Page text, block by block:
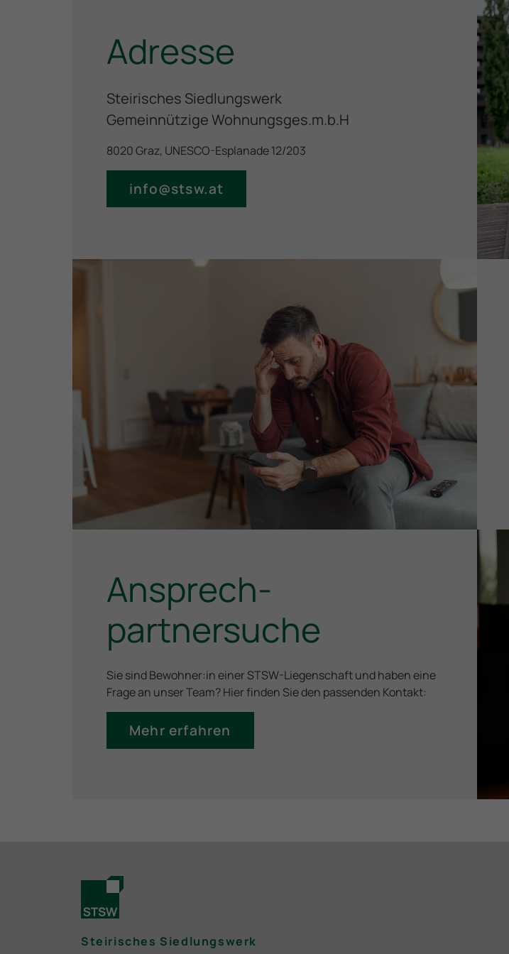
Adresse
Steirisches Siedlungswerk
Gemeinnützige Wohnungsges.m.b.H
8020 Graz, UNESCO-Esplanade 12/203
info@stsw.at
Ansprech­
partnersuche
Sie sind Bewohner:in einer STSW-Liegenschaft und haben eine
Frage an unser Team? Hier finden Sie den passenden Kontakt:
Mehr erfahren
Steirisches Siedlungswerk